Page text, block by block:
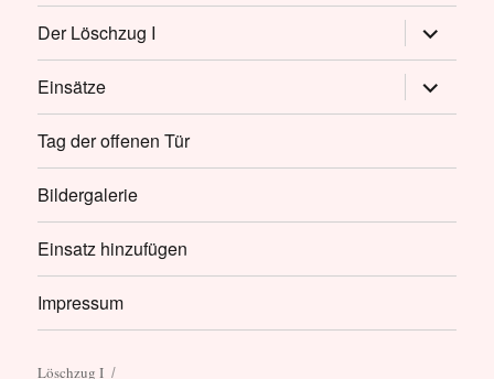
Der Löschzug I
öffnen
Einsätze
öffnen
Tag der offenen Tür
Bildergalerie
Einsatz hinzufügen
Impressum
Löschzug I